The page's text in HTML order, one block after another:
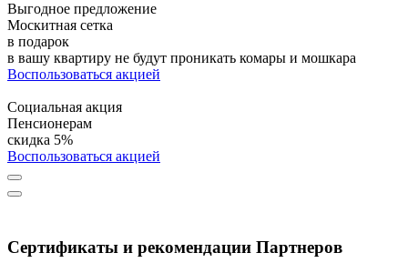
Выгодное предложение
Москитная сетка
в подарок
в вашу квартиру не будут проникать комары и мошкара
Воспользоваться акцией
Социальная акция
Пенсионерам
скидка 5%
Воспользоваться акцией
Сертификаты и рекомендации Партнеров